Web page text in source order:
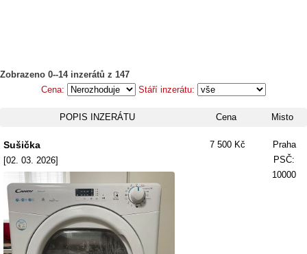
Zobrazeno 0--14 inzerátů z 147
Cena:
Stáří inzerátu:
POPIS INZERÁTU Cena Misto
Sušička
[02. 03. 2026]
7 500 Kč
Praha
PSČ:
10000